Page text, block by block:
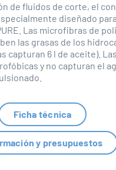
de fluidos de corte, el
diseñado
Las microfibras de
las grasas de los
capturan 6 l de aceite). Las
y no capturan el
Ficha técnica
y presupuestos